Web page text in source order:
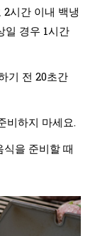
시간 이내 백냉
일 경우 1시간
기 전 20초간
비하지 마세요.
을 준비할 때